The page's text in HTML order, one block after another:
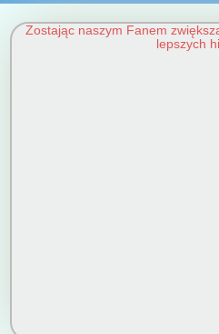
Zostając naszym Fanem
lepszych